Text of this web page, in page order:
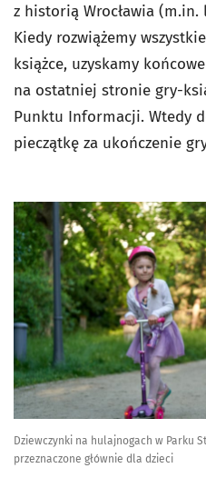
z historią Wrocławia
Kiedy rozwiążemy
książce, uzyskamy
na ostatniej stronie gry-
Punktu Informacji. Wtedy
pieczątkę za ukończenie
Dziewczynki na hulajnogach w Parku
przeznaczone głównie dla dzieci